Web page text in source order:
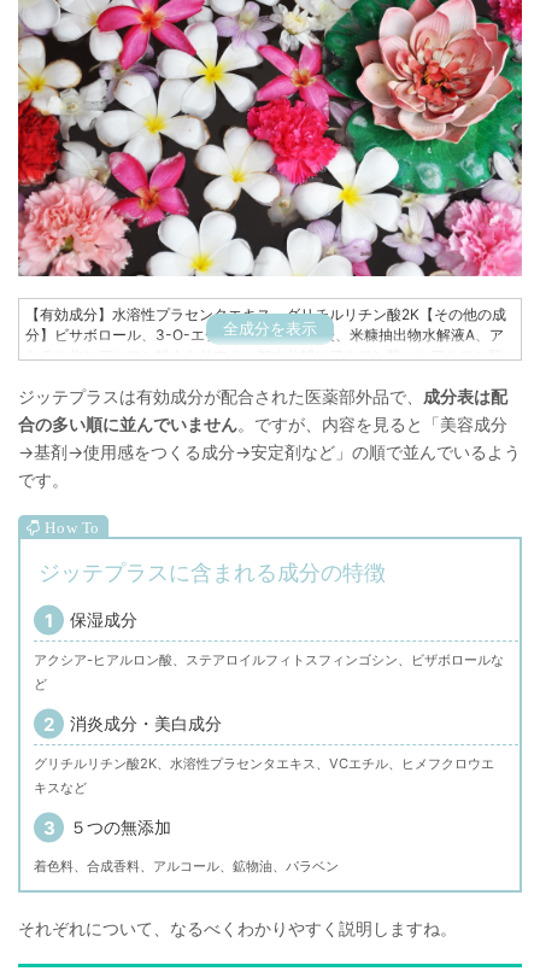
全成分を表示
【有効成分】水溶性プラセンタエキス、グリチルリチン酸2K【その他の成
分】ビサボロール、3-O-エチルアスコルビン酸、米糠抽出物水解液A、ア
セチル化ヒアルロン酸ナトリウム、加水分解ヒアルロン酸、ヒアルロン酸
ン酵素分解物、スターフルーツ葉エキス、アーティチョークエキス、セイ
ヨウナシ果汁発酵液、カモミラエキス-1、ステアロイルフィトスフィンゴ
シン、トレハロース、天然ビタミンE、エチルヘキサン酸セチル、トリメチ
ルグリシン、濃グリセリン、キサンタンガム、ステアリン酸POE(20)ソル
ビタン、ジメチコンBG、カルボキシビニルポリマー、1,2-ペンタンジオー
トリウム液、水素添加大豆リン脂質、香料
ジッテプラスは有効成分が配合された医薬部外品で、 成分表は配
合の多い順に並んでいません。ですが、内容を見ると「美容成分
→基剤→使用感をつくる成分→安定剤など」の順で並んでいるよう
です。
ジッテプラスに含まれる成分の特徴
保湿成分
アクシア-ヒアルロン酸、ステアロイルフィトスフィンゴシン、ビザボロールな
ど
消炎成分・美白成分
グリチルリチン酸2K、水溶性プラセンタエキス、VCエチル、ヒメフクロウエ
キスなど
５つの無添加
着色料、合成香料、アルコール、鉱物油、パラベン
それぞれについて、なるべくわかりやすく説明しますね。